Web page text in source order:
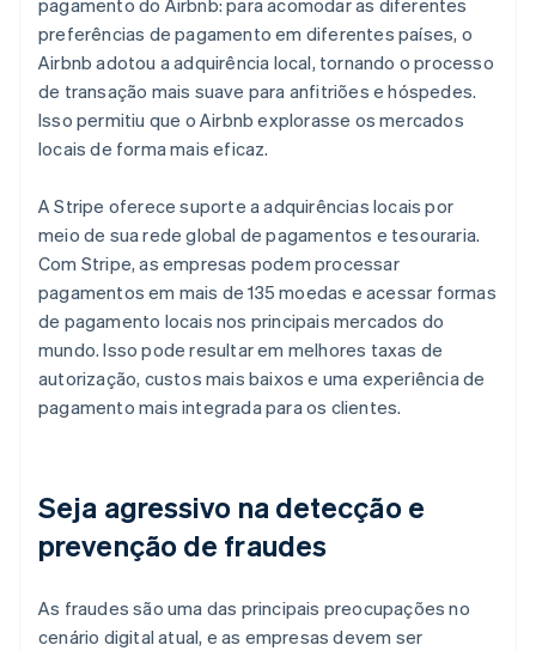
pagamento do Airbnb: para acomodar as diferentes
preferências de pagamento em diferentes países, o
Airbnb adotou a adquirência local, tornando o processo
de transação mais suave para anfitriões e hóspedes.
Isso permitiu que o Airbnb explorasse os mercados
locais de forma mais eficaz.
A Stripe oferece suporte a adquirências locais por
meio de sua rede global de pagamentos e tesouraria.
Com Stripe, as empresas podem processar
pagamentos em mais de 135 moedas e acessar formas
de pagamento locais nos principais mercados do
mundo. Isso pode resultar em melhores taxas de
autorização, custos mais baixos e uma experiência de
pagamento mais integrada para os clientes.
Seja agressivo na detecção e
prevenção de fraudes
As fraudes são uma das principais preocupações no
cenário digital atual, e as empresas devem ser